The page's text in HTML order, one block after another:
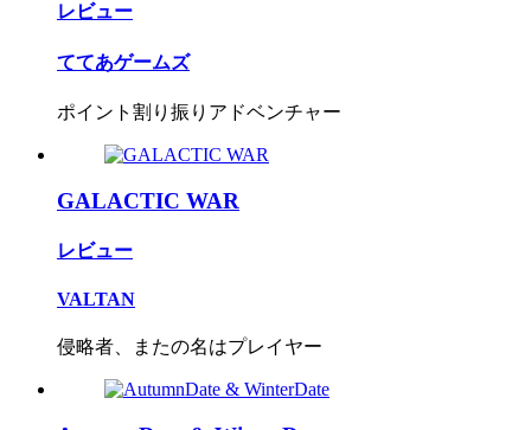
レビュー
ててあゲームズ
ポイント割り振りアドベンチャー
GALACTIC WAR
レビュー
VALTAN
侵略者、またの名はプレイヤー